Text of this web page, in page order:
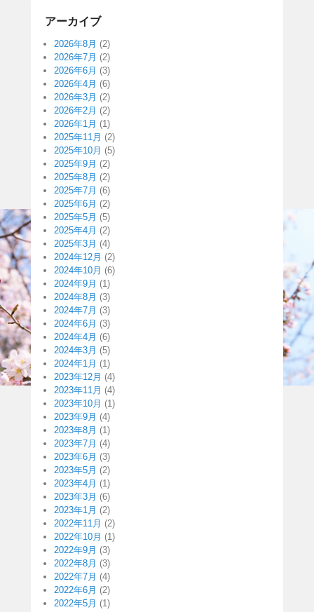
アーカイブ
2026年8月 (2)
2026年7月 (2)
2026年6月 (3)
2026年4月 (6)
2026年3月 (2)
2026年2月 (2)
2026年1月 (1)
2025年11月 (2)
2025年10月 (5)
2025年9月 (2)
2025年8月 (2)
2025年7月 (6)
2025年6月 (2)
2025年5月 (5)
2025年4月 (2)
2025年3月 (4)
2024年12月 (2)
2024年10月 (6)
2024年9月 (1)
2024年8月 (3)
2024年7月 (3)
2024年6月 (3)
2024年4月 (6)
2024年3月 (5)
2024年1月 (1)
2023年12月 (4)
2023年11月 (4)
2023年10月 (1)
2023年9月 (4)
2023年8月 (1)
2023年7月 (4)
2023年6月 (3)
2023年5月 (2)
2023年4月 (1)
2023年3月 (6)
2023年1月 (2)
2022年11月 (2)
2022年10月 (1)
2022年9月 (3)
2022年8月 (3)
2022年7月 (4)
2022年6月 (2)
2022年5月 (1)